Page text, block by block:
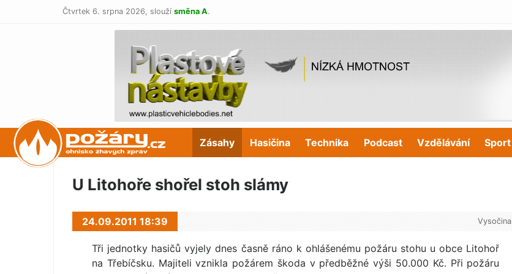
Čtvrtek 6. srpna 2026, slouží směna A.
POŽÁRY.cz Zásahy Hasičina Technika Podcast Vzdělávání Sport
U Litohoře shořel stoh slámy
24.09.2011 18:39 Vysočina
Tři jednotky hasičů vyjely dnes časně ráno k ohlášenému požáru stohu u obce Litohoř
na Třebíčsku. Majiteli vznikla požárem škoda v předběžné výši 50.000 Kč. Při požáru